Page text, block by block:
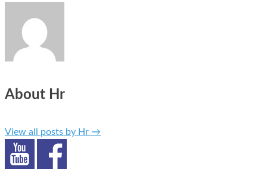
About Hr
View all posts by Hr →